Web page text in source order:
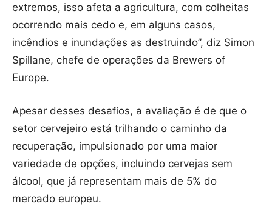
extremos, isso afeta a agricultura, com colheitas
ocorrendo mais cedo e, em alguns casos,
incêndios e inundações as destruindo”, diz Simon
Spillane, chefe de operações da Brewers of
Europe.
Apesar desses desafios, a avaliação é de que o
setor cervejeiro está trilhando o caminho da
recuperação, impulsionado por uma maior
variedade de opções, incluindo cervejas sem
álcool, que já representam mais de 5% do
mercado europeu.